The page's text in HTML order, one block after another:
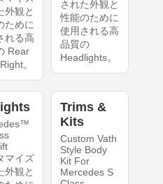
外観と
ために
れる高
Rear
。
された外観と
性能のために
使用される高
品質の
Headlights。
マイズ
外観と
Trims &
Kits
Custom Vath
Style Body
Kit For
Mercedes S